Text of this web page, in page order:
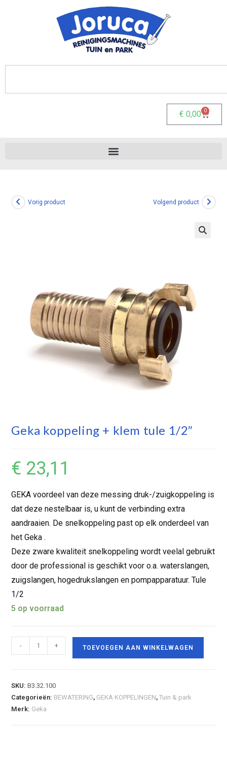
€ 0,00 0
Vorig product Volgend product
Geka koppeling + klem tule 1/2″
€ 23,11
GEKA voordeel van deze messing druk-/zuigkoppeling is
dat deze nestelbaar is, u kunt de verbinding extra
aandraaien. De snelkoppeling past op elk onderdeel van
het Geka .
Deze zware kwaliteit snelkoppeling wordt veelal gebruikt
door de professional is geschikt voor o.a. waterslangen,
zuigslangen, hogedrukslangen en pompapparatuur. Tule
1/2
5 op voorraad
- + TOEVOEGEN AAN WINKELWAGEN
SKU:B3.32.100
Categorieën: BEWATERING, GEKA KOPPELINGEN,Tuin & park
Merk: Geka